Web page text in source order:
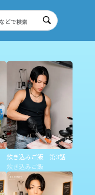
炊き込みご飯 第3話
炊き込みご飯